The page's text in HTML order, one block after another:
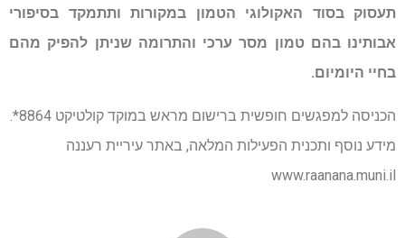
תעסוק בסוד האקולוגי הטמון במקורות ותתמקד בסיפורי
אבותינו בהם טמון מסר ערכי והתרומה שניתן להפיק מהם
בחיי היומיום.
הכניסה למפגשים חופשית ברישום מראש במוקד קולטיקט 8864*.
מידע נוסף ותכנית הפעילות המלאה, באתר עיריית רעננה
www.raanana.muni.il